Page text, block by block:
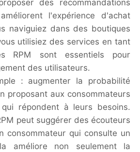
des recommandations
l'expérience d'achat
naviguiez dans des boutiques
utilisiez des services en tant
RPM sont essentiels pour
des utilisateurs.
: augmenter la probabilité
proposant aux consommateurs
répondent à leurs besoins.
peut suggérer des écouteurs
consommateur qui consulte un
améliore non seulement la